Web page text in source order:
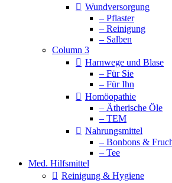
Wundversorgung
– Pflaster
– Reinigung
– Salben
Column 3
Harnwege und Blase
– Für Sie
– Für Ihn
Homöopathie
– Ätherische Öle
– TEM
Nahrungsmittel
– Bonbons &
– Tee
Med. Hilfsmittel
Reinigung & Hygiene